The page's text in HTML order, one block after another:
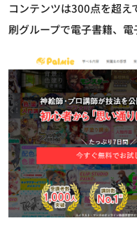
コンテンツは300点を超
刷グループで電子書籍、電